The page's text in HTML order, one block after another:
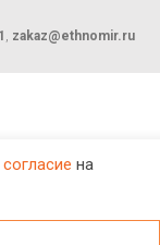
zakaz@ethnomir.ru
согласие на